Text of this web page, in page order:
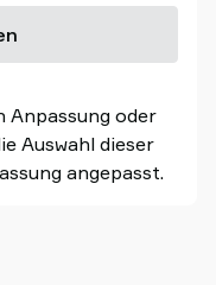
Anpassung oder
Auswahl dieser
angepasst.